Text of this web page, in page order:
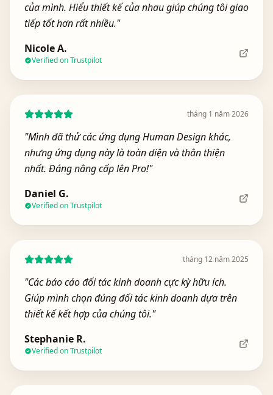
của mình. Hiểu thiết kế của nhau giúp chúng tôi giao
tiếp tốt hơn rất nhiều."
Nicole A.
Verified on Trustpilot
tháng 1 năm 2026
"Mình đã thử các ứng dụng Human Design khác,
nhưng ứng dụng này là toàn diện và thân thiện
nhất. Đáng nâng cấp lên Pro!"
Daniel G.
Verified on Trustpilot
tháng 12 năm 2025
"Các báo cáo đối tác kinh doanh cực kỳ hữu ích.
Giúp mình chọn đúng đối tác kinh doanh dựa trên
thiết kế kết hợp của chúng tôi."
Stephanie R.
Verified on Trustpilot